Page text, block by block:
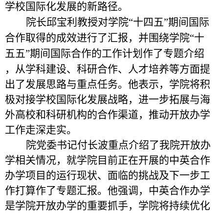
学校国际化发展的新路径。
院长邱宝利教授对学院“十四五”期间国际
合作取得的成效进行了汇报，并围绕学院“十
五五”期间国际合作的工作计划作了专题介绍
，从学科建设、科研合作、人才培养等方面提
出了发展思路与重点任务。他表示，学院将积
极对接学校国际化发展战略，进一步拓展与海
外高校和科研机构的合作渠道，推动开放办学
工作走深走实。
院党委书记付长波重点介绍了我院开放办
学相关情况， 就学院目前正在开展的中英合作
办学项目的运行现状、面临的挑战及下一步工
作打算作了专题汇报。他强调，中英合作办学
是学院开放办学的重要抓手，学院将持续优化